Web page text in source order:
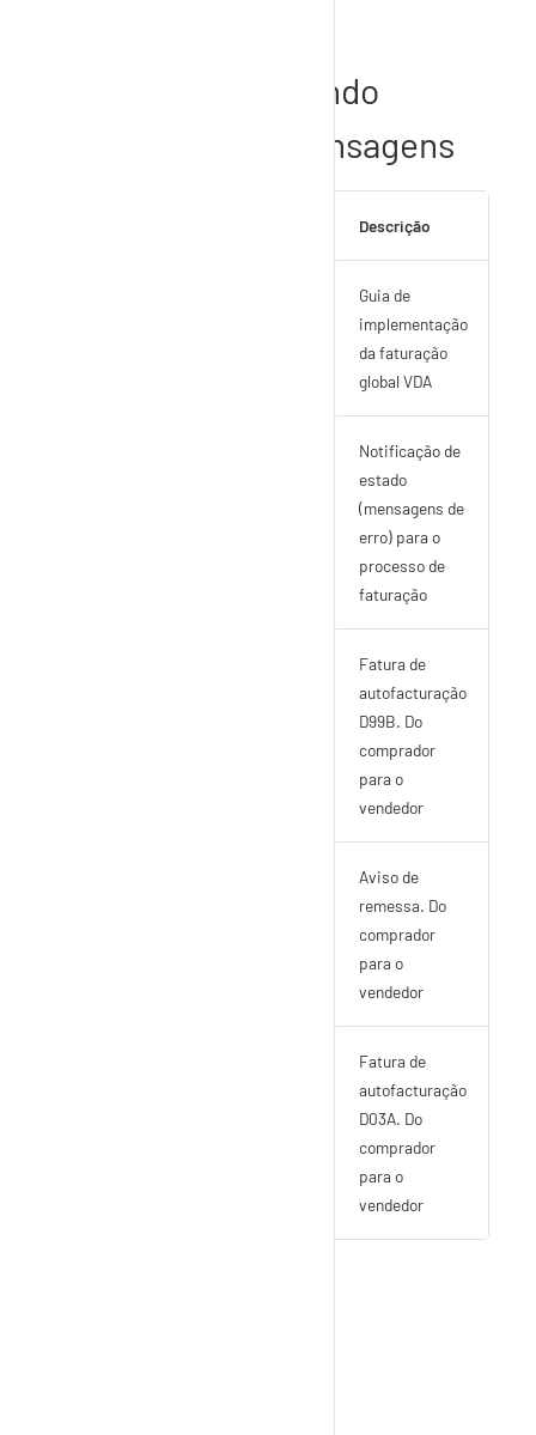
processo, incluindo
exemplos de mensagens
Descrição
Guia de
implementação
da faturação
global VDA
Notificação de
estado
(mensagens de
erro) para o
processo de
faturação
Fatura de
autofacturação
D99B. Do
comprador
para o
vendedor
Aviso de
remessa. Do
comprador
para o
vendedor
Fatura de
autofacturação
D03A. Do
comprador
para o
vendedor